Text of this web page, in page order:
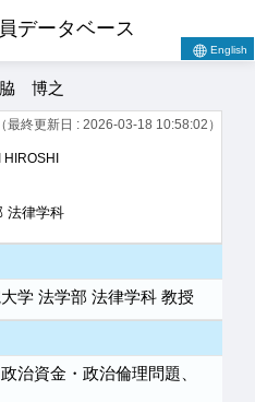
データベース
English
博之
（最終更新日 : 2026-03-18 10:58:02）
法律学科
学 法学部 法律学科 教授
治資金・政治倫理問題、